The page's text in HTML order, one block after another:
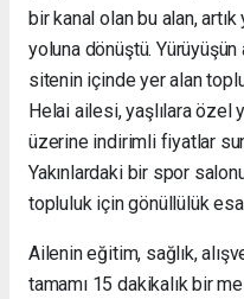
bir kanal olan bu alan,
yoluna dönüştü. Yürüyüşün
sitenin içinde yer alan
Helai ailesi, yaşlılara özel
üzerine indirimli fiyatlar
Yakınlardaki bir spor
topluluk için gönüllülük
Ailenin eğitim, sağlık,
tamamı 15 dakikalık bir